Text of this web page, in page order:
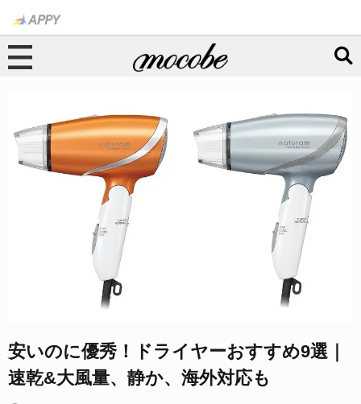
安いのに優秀！ドライヤーおすすめ9選｜
速乾&大風量、静か、海外対応も